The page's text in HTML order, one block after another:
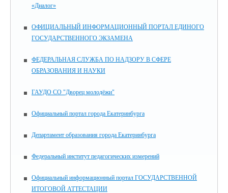
«Диалог»
ОФИЦИАЛЬНЫЙ ИНФОРМАЦИОННЫЙ ПОРТАЛ ЕДИНОГО
ГОСУДАРСТВЕННОГО ЭКЗАМЕНА
ФЕДЕРАЛЬНАЯ СЛУЖБА ПО НАДЗОРУ В СФЕРЕ
ОБРАЗОВАНИЯ И НАУКИ
ГАУДО СО "Дворец молодёжи"
Официальный портал города Екатеринбурга
Департамент образования города Екатеринбурга
Федеральный институт педагогических измерений
Официальный информационный портал ГОСУДАРСТВЕННОЙ
ИТОГОВОЙ АТТЕСТАЦИИ